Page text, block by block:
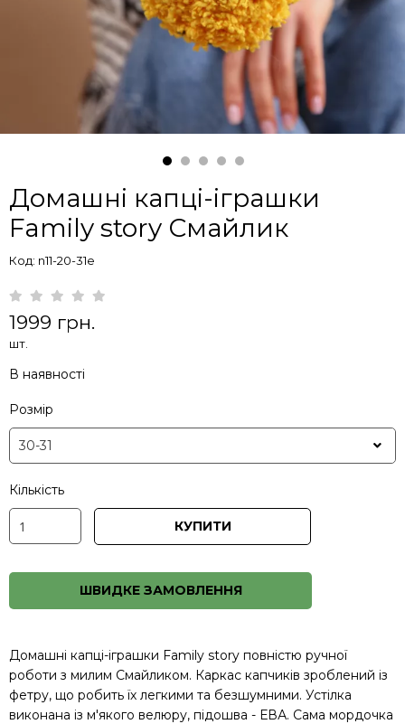
Домашні капці-іграшки
Family story Смайлик
Код: n11-20-31e
1999 грн.
шт.
В наявності
Розмір
Кількість
КУПИТИ
ШВИДКЕ ЗАМОВЛЕННЯ
Домашні капці-іграшки Family story повністю ручної
роботи з милим Смайликом. Каркас капчиків зроблений із
фетру, що робить їх легкими та безшумними. Устілка
виконана із м'якого велюру, підошва - ЕВА. Сама мордочка